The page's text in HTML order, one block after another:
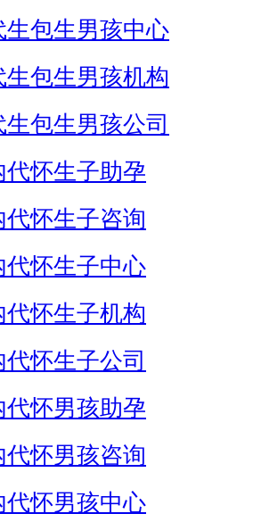
生包生男孩中心
生包生男孩机构
生包生男孩公司
代怀生子助孕
代怀生子咨询
代怀生子中心
代怀生子机构
代怀生子公司
代怀男孩助孕
代怀男孩咨询
代怀男孩中心